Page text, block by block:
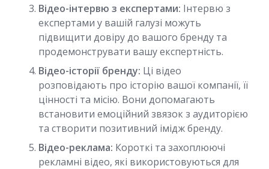
Відео-інтервю з експертами: Інтервю з
експертами у вашій галузі можуть
підвищити довіру до вашого бренду та
продемонструвати вашу експертність.
Відео-історії бренду: Ці відео
розповідають про історію вашої компанії, її
цінності та місію. Вони допомагають
встановити емоційний звязок з аудиторією
та створити позитивний імідж бренду.
Відео-реклама: Короткі та захоплюючі
рекламні відео, які використовуються для